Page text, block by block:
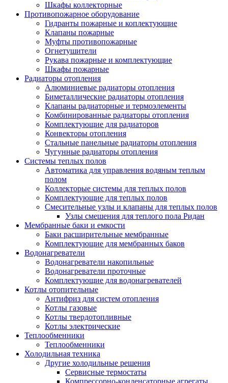
Шкафы коллекторные
Противопожарное оборудование
Гидранты пожарные и коплектующие
Клапаны пожарные
Муфты противопожарные
Огнетушители
Рукава пожарные и комплектующие
Шкафы пожарные
Радиаторы отопления
Алюминиевые радиаторы отопления
Биметаллические радиаторы отопления
Клапаны радиаторные и термоэлементы
Комбинированные радиаторы отопления
Комплектующие для радиаторов
Конвекторы отопления
Стальные панельные радиаторы отопления
Чугунные радиаторы отопления
Системы теплых полов
Автоматика для управления водяным теплым
полом
Коллекторые системы для теплых полов
Комплектующие для теплых полов
Смесительные узлы и клапаны для теплых полов
Узлы смешения для теплого пола Ридан
Мембранные баки и емкости
Баки расширительные мембранные
Комплектующие для мембранных баков
Водонагреватели
Водонагреватели накопильные
Водонагреватели проточные
Комплектующие для водонагревателей
Котлы отопительные
Антифриз для систем отопления
Котлы газовые
Котлы твердотопливные
Котлы электрические
Теплообменники
Теплообменники
Холодильная техника
Другие холодильные решения
Сервисные термостаты
Компрессорно-конденсаторные агрегаты